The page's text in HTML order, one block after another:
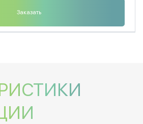
Заказать